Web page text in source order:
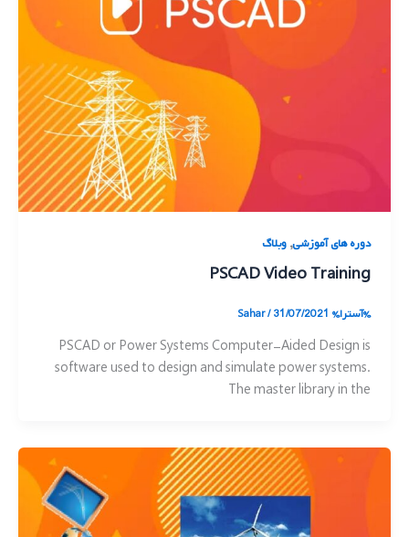
دوره های آموزشی, وبلاگ
PSCAD Video Training
%آسترا% Sahar/31/07/2021
PSCAD or Power Systems Computer-Aided Design is
software used to design and simulate power systems.
The master library in the